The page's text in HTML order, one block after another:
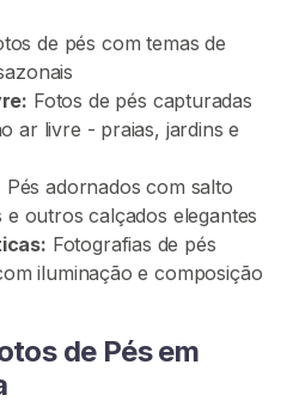
de pés com temas de
Fotos de pés capturadas
ar livre - praias, jardins e
Pés adornados com salto
e outros calçados elegantes
Fotografias de pés
iluminação e composição
de Pés em